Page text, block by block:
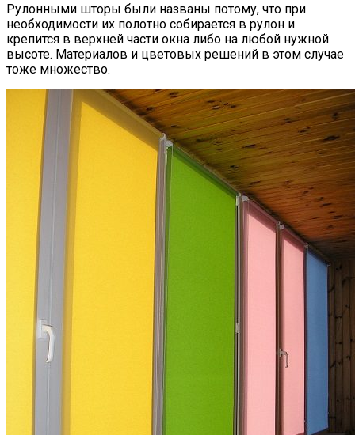
Рулонными шторы были названы потому, что при
необходимости их полотно собирается в рулон и
крепится в верхней части окна либо на любой нужной
высоте. Материалов и цветовых решений в этом случае
тоже множество.